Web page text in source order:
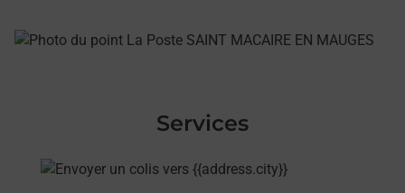
Services
En savoir plus